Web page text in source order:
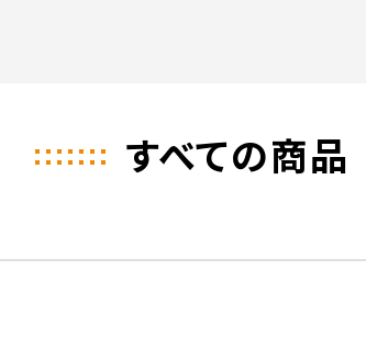
すべての商品